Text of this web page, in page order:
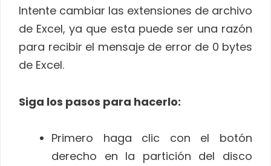
Intente cambiar las extensiones de archivo
de Excel, ya que esta puede ser una razón
para recibir el mensaje de error de 0 bytes
de Excel.
Siga los pasos para hacerlo:
Primero haga clic con el botón
derecho en la partición del disco